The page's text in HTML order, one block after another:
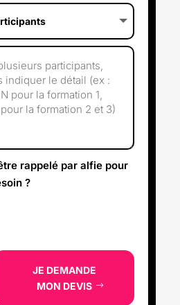
rappelé par alfie pour
?
JE DEMANDE
MON DEVIS